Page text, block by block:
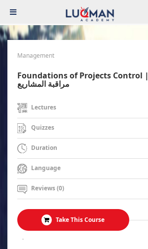
Management
Foundations of Projects Control | أسس ومهام
مراقبة المشاريع
Lectures
Quizzes
Duration
Language
Reviews (0)
Take This Course
.